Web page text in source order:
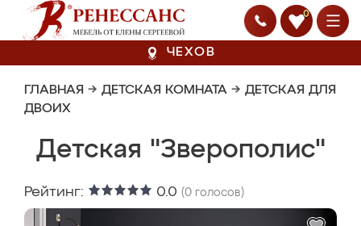
0
ЧЕХОВ
ГЛАВНАЯ → ДЕТСКАЯ КОМНАТА → ДЕТСКАЯ ДЛЯ
ДВОИХ
Детская "Зверополис"
Рейтинг: 0.0 (0 голосов)